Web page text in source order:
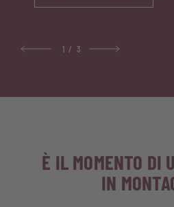
1 / 3
È IL MOMENTO DI
IN